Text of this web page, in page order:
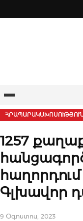
to
Ընտրացանկ
1257
Գլխավոր
9 Օգոստոս, 2023